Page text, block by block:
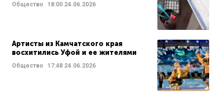
Общество 18:00 24.06.2026
Артисты из Камчатского края
восхитились Уфой и ее жителями
Общество 17:48 24.06.2026